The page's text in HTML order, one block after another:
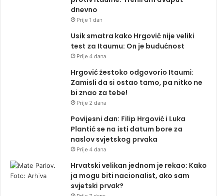
dnevno
Prije 1 dan
Usik smatra kako Hrgović nije veliki
test za Itaumu: On je budućnost
Prije 4 dana
Hrgović žestoko odgovorio Itaumi:
Zamisli da si ostao tamo, pa nitko ne
bi znao za tebe!
Prije 2 dana
Povijesni dan: Filip Hrgović i Luka
Plantić se na isti datum bore za
naslov svjetskog prvaka
Prije 4 dana
Hrvatski velikan jednom je rekao: Kako
ja mogu biti nacionalist, ako sam
svjetski prvak?